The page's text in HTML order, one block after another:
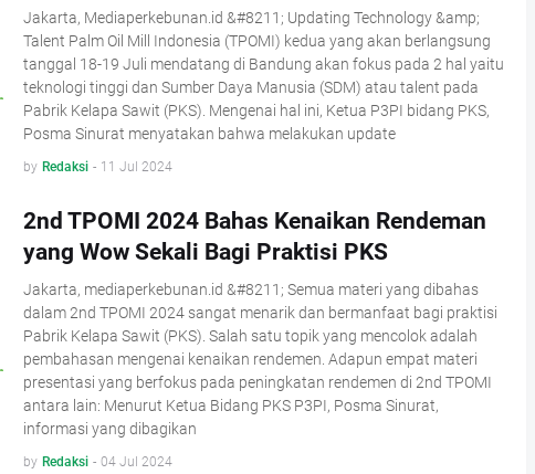
Jakarta, Mediaperkebunan.id &#8211; Updating Technology &amp;
Talent Palm Oil Mill Indonesia (TPOMI) kedua yang akan berlangsung
tanggal 18-19 Juli mendatang di Bandung akan fokus pada 2 hal yaitu
teknologi tinggi dan Sumber Daya Manusia (SDM) atau talent pada
Pabrik Kelapa Sawit (PKS). Mengenai hal ini, Ketua P3PI bidang PKS,
Posma Sinurat menyatakan bahwa melakukan update
by Redaksi - 11 Jul 2024
2nd TPOMI 2024 Bahas Kenaikan Rendeman
yang Wow Sekali Bagi Praktisi PKS
Jakarta, mediaperkebunan.id &#8211; Semua materi yang dibahas
dalam 2nd TPOMI 2024 sangat menarik dan bermanfaat bagi praktisi
Pabrik Kelapa Sawit (PKS). Salah satu topik yang mencolok adalah
pembahasan mengenai kenaikan rendemen. Adapun empat materi
presentasi yang berfokus pada peningkatan rendemen di 2nd TPOMI
antara lain: Menurut Ketua Bidang PKS P3PI, Posma Sinurat,
informasi yang dibagikan
by Redaksi - 04 Jul 2024